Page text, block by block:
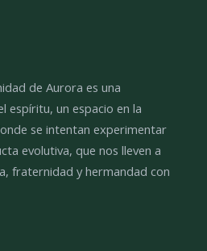
de Aurora es una
espíritu, un espacio en la
se intentan experimentar
evolutiva, que nos lleven a
fraternidad y hermandad con